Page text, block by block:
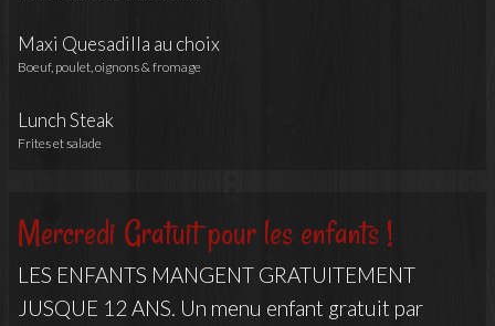
Maxi Quesadilla au choix
Boeuf, poulet, oignons & fromage
Lunch Steak
Frites et salade
Mercredi Gratuit pour les enfants !
LES ENFANTS MANGENT GRATUITEMENT
JUSQUE 12 ANS. Un menu enfant gratuit par